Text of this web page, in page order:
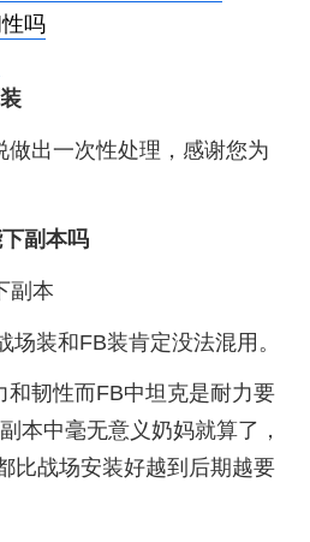
吗
做出一次性处理，感谢您为
副本吗
副本
场装和FB装肯定没法混用。
和韧性而FB中坦克是耐力要
本中毫无意义奶妈就算了，
比战场安装好越到后期越要